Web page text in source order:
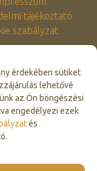
érdekében sütiket
lehetővé
az Ön böngészési
engedélyezi ezek
és
and
tájékoztató
szabályzat